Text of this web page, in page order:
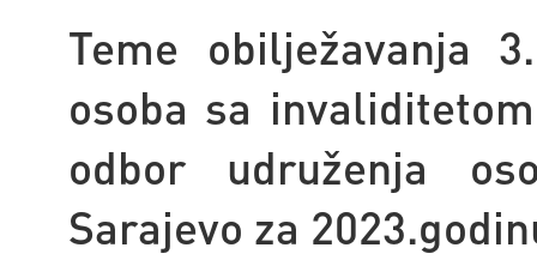
Teme obilježavanja
osoba sa
odbor udruženja
Sarajevo za